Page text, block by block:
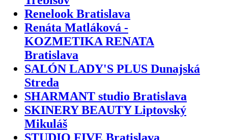
Renelook Bratislava
Renáta Matláková -
KOZMETIKA RENATA
Bratislava
SALÓN LADY'S PLUS Dunajská
Streda
SHARMANT studio Bratislava
SKINERY BEAUTY Liptovský
Mikuláš